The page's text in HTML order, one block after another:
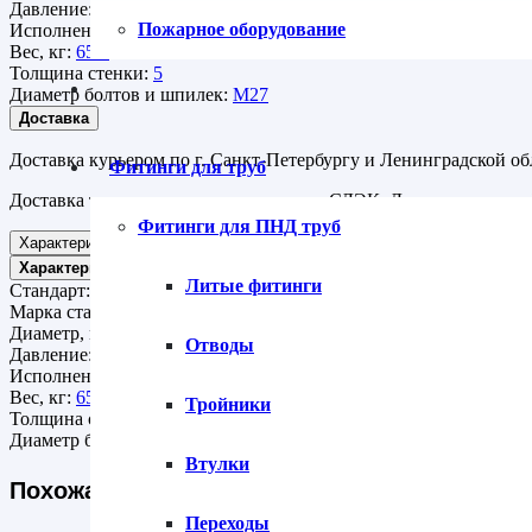
Пожарное оборудование
Фитинги для труб
Фитинги для ПНД труб
Литые фитинги
Отводы
Тройники
Втулки
Переходы
Давление:
Исполнение:с выступом
Вес, кг: 65.1
Толщина стенки: 5
Диаметр болтов и шпилек: М27
Доставка
Доставка курьером по г. Санкт-Петербургу и Ленинградской
Доставка транспортными компаниями СДЭК, Деловые линии ,
Характеристики
Характеристики
Стандарт:
АТК 24.200.02-90
Марка стали:
Диаметр, мм:
Давление:
Исполнение:
Вес, кг: 65.1
Толщина стенки:
Диаметр болтов и шпилек:
Похожая продукция